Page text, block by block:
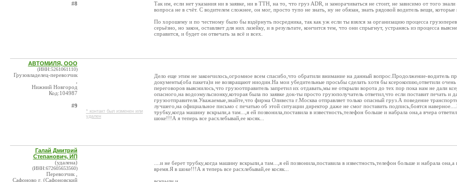
#8
Так им, если нет указания ни в заявке, ни в ТТН, на то, что груз ADR, и заморачиваться не стоит, не зависимо от того
вопроса не в счёт. С водителем сложнее, он мог, просто тупо не знать, ну не обязан, знать рядовой водитель вещи,
По хорошему и по честному было бы вздёрнуть посредника, так как уж если ты взялся за организацию процесса
серьёзно, но закон, оставляет для них лазейку, и в результате, кончится тем, что они спрыгнут, устранясь из процесса
справится, и будет он отвечать за всё и всех.
АВТОМИЛЯ, ООО
(ИНН:5261061110)
Грузовладелец-перевозчик
Нижний Новгород
Код:104987
#9
* контакт был изменен или
удален
Дело еще этим не закончилось,огромное всем спасибо,что обратили внимание на данный вопрос.Продолжение-водитель
документы(оба пакета)и не возвращают ниодин.На мои убедительные просьбы сделать хотя бы ксерокопию,ответили
переговоров выяснилось,что грузоотправитель запретил их отдавать,мы не открыли ворота до тех пор пока нам не дали
опасного,на водоэмульсионку,которая была по заявке док-ты просто грузополучатель ответил,что если поставит печать и
грузоотправителя.Уважаемые,знайте,что фирма Оливеста г.Москва отправляет только опасный груз.А поведение
лучшего,на официальное письмо с печатью об этой ситуации директор даже не смог поставить подпись,боятся
трубку,когда машину вскрыли,а там...,я ей позвонила,поставила в известность,телефон больше и набрала она,а вчера
шоке!!!А я теперь все расхлебывай,ее косяк...
Галай Дмитрий
Степанович, ИП
(удалена)
(ИНН:672605653560)
Перевозчик ,
Сафоново г. (Сафоновский
....и не берет трубку,когда машину вскрыли,а там...,я ей позвонила,поставила в известность,телефон больше и набрала
время.Я в шоке!!!А я теперь все расхлебывай,ее косяк...